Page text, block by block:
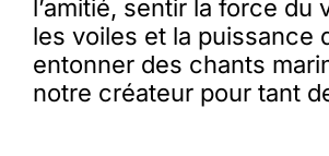
Nous soutenir
l’amitié, sentir la force du
les voiles et la puissance
entonner des chants
notre créateur pour tant